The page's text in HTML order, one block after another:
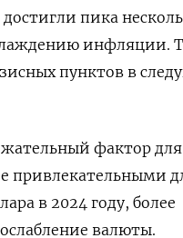
пика
инфляции.
пунктов в
фактор для
привлекательными
в 2024 году, более
валюты.